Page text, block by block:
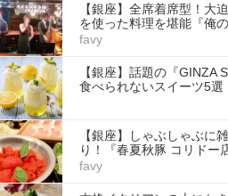
【銀座】全席着席型！大
を使った料理を堪能『俺
favy
【銀座】話題の『GINZA
食べられないスイーツ5選
【銀座】しゃぶしゃぶに
り！『春夏秋豚 コリド
favy